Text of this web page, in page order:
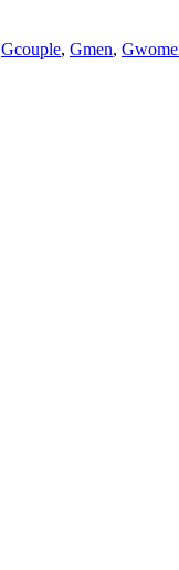
Gcouple, Gmen,